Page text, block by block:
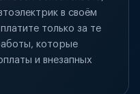
в своём
только за те
которые
и внезапных